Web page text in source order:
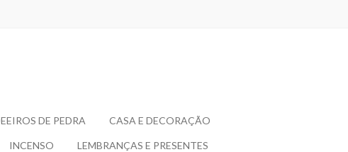
DE PEDRA CASA E DECORAÇÃO
INCENSO LEMBRANÇAS E PRESENTES